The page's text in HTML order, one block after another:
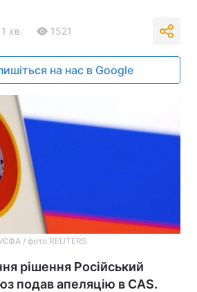
1 хв. 1521
на нас в Google
/ фото REUTERS
рішення Російський
подав апеляцію в CAS.